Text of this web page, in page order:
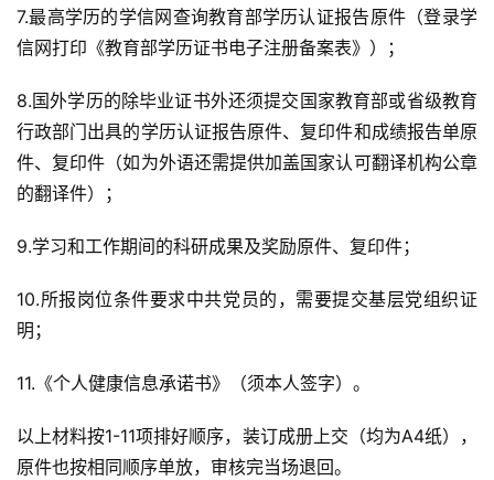
7.最高学历的学信网查询教育部学历认证报告原件（登录学
信网打印《教育部学历证书电子注册备案表》）；
8.国外学历的除毕业证书外还须提交国家教育部或省级教育
行政部门出具的学历认证报告原件、复印件和成绩报告单原
件、复印件（如为外语还需提供加盖国家认可翻译机构公章
的翻译件）；
9.学习和工作期间的科研成果及奖励原件、复印件；
10.所报岗位条件要求中共党员的，需要提交基层党组织证
明；
11.《个人健康信息承诺书》（须本人签字）。
以上材料按1-11项排好顺序，装订成册上交（均为A4纸），
原件也按相同顺序单放，审核完当场退回。